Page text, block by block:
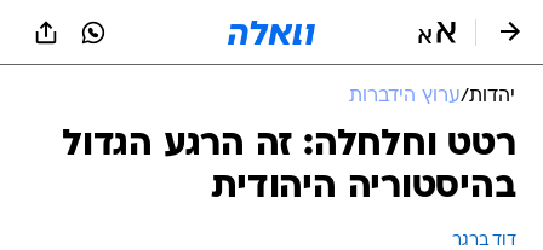
יהדות/ערוץ הידברות
רטט וחלחלה: זה הרגע הגדול
בהיסטוריה היהודית
דוד ברגר